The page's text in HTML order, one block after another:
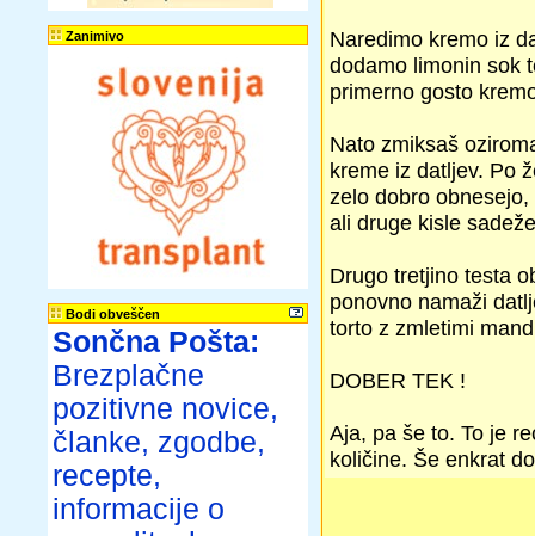
Zanimivo
Bodi obveščen
Sončna Pošta:
Brezplačne
pozitivne novice,
članke, zgodbe,
recepte,
informacije o
Naredimo kremo iz
dodamo limonin sok
primerno gosto
Nato zmiksaš
kreme iz datljev. Po
zelo dobro
ali druge kisle
Drugo tretjino testa
ponovno namaži
torto z zmletimi
DOBER TEK !
Aja, pa še to. To je
količine. Še enkrat